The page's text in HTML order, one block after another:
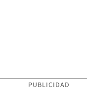
PUBLICIDAD